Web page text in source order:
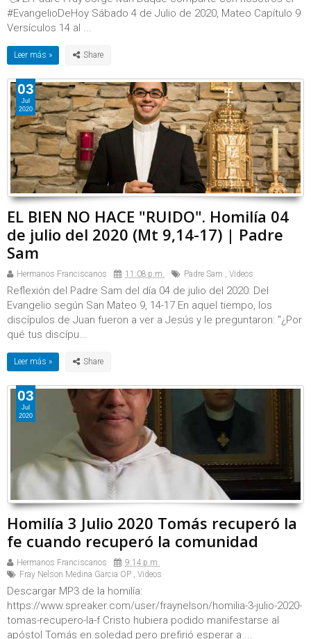
#EvangelioDeHoy Sábado 4 de Julio de 2020, Mateo Capítulo 9
Versículos 14 al ...
Leer más »
EL BIEN NO HACE "RUIDO". Homilía 04
de julio del 2020 (Mt 9,14-17) | Padre
Sam
Hermanos Franciscanos 11:08 p.m. Padre Sam , Videos
Reflexión del Padre Sam del día 04 de julio del 2020: Del
Evangelio según San Mateo 9, 14-17 En aquel tiempo, los
discípulos de Juan fueron a ver a Jesús y le preguntaron: "¿Por
qué tus discípu...
Leer más »
03
Jul
2020
Homilía 3 Julio 2020 Tomás recuperó la
fe cuando recuperó la comunidad
Hermanos Franciscanos
9:14 p.m.
Fray Nelson Medina Garcia OP , Videos
Descargar MP3 de la homilía:
https://www.spreaker.com/user/fraynelson/homilia-3-julio-2020-
tomas-recupero-la-f Cristo hubiera podido manifestarse al
apóstol Tomás en soledad pero prefirió esperar a ...
03
Jul
2020